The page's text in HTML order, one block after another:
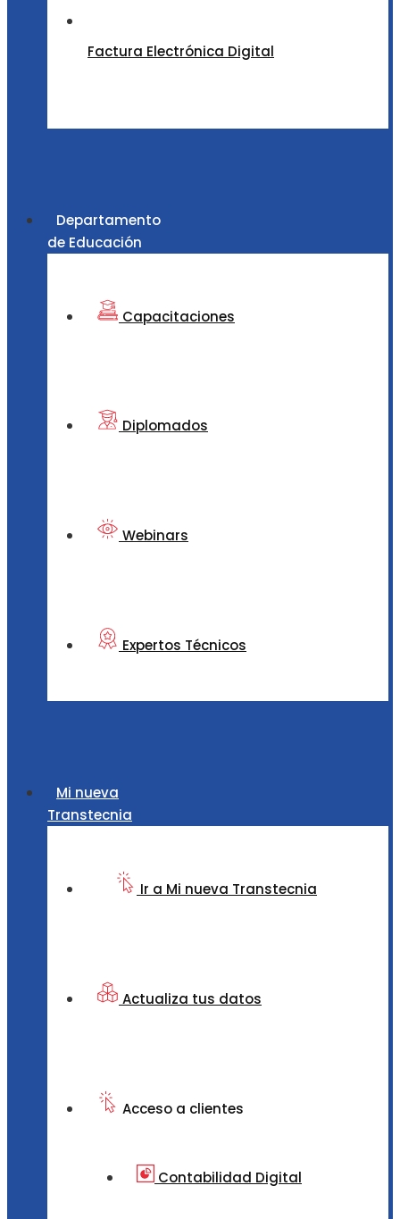
Factura Electrónica Digital
Departamento
de Educación
Capacitaciones
Diplomados
Webinars
Expertos Técnicos
Mi nueva
Transtecnia
Ir a Mi nueva Transtecnia
Actualiza tus datos
Acceso a clientes
Contabilidad Digital